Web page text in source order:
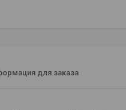
для заказа